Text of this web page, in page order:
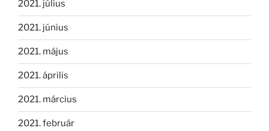
2021. július
2021. június
2021. május
2021. április
2021. március
2021. február